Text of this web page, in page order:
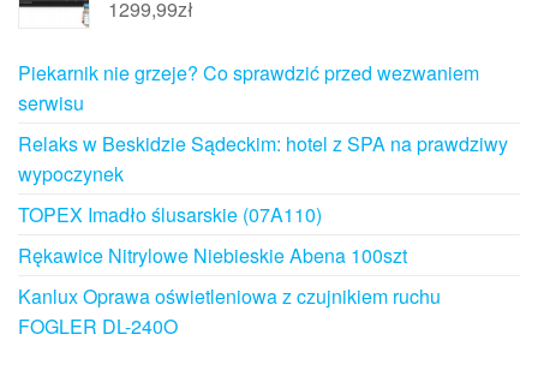
1299,99zł
Piekarnik nie grzeje? Co sprawdzić przed wezwaniem
serwisu
Relaks w Beskidzie Sądeckim: hotel z SPA na prawdziwy
wypoczynek
TOPEX Imadło ślusarskie (07A110)
Rękawice Nitrylowe Niebieskie Abena 100szt
Kanlux Oprawa oświetleniowa z czujnikiem ruchu
FOGLER DL-240O